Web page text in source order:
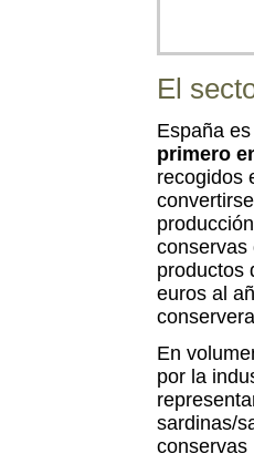
El
España
primero
recogidos
conservas
productos
euros al
En
por la
sardinas/